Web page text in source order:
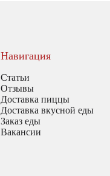
Навигация
Статьи
Отзывы
Доставка пиццы
Доставка вкусной еды
Заказ еды
Вакансии